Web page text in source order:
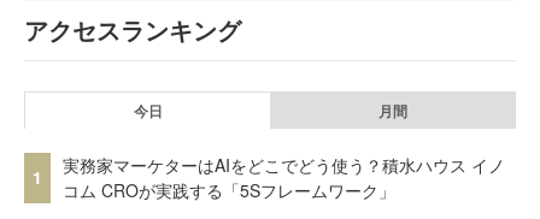
アクセスランキング
今日 月間
1
実務家マーケターはAIをどこでどう使う？積水ハウス イノ
コム CROが実践する「5Sフレームワーク」